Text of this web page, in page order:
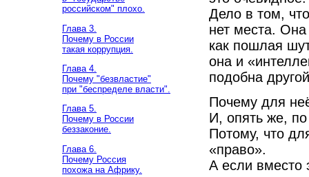
российском" плохо.
Глава 3.
Почему в России
такая коррупция.
Глава 4.
Почему "безвластие"
при "беспределе власти".
Глава 5.
Почему в России
беззаконие.
Глава 6.
Почему Россия
похожа на Африку.
Дело в том,
нет места. Она
как пошлая
она и
подобна
Почему для
И, опять же,
Потому, что
«право».
А если вместо